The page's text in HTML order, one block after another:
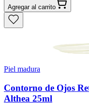
Agregar al carrito
Piel madura
Contorno de Ojos
Althea 25ml